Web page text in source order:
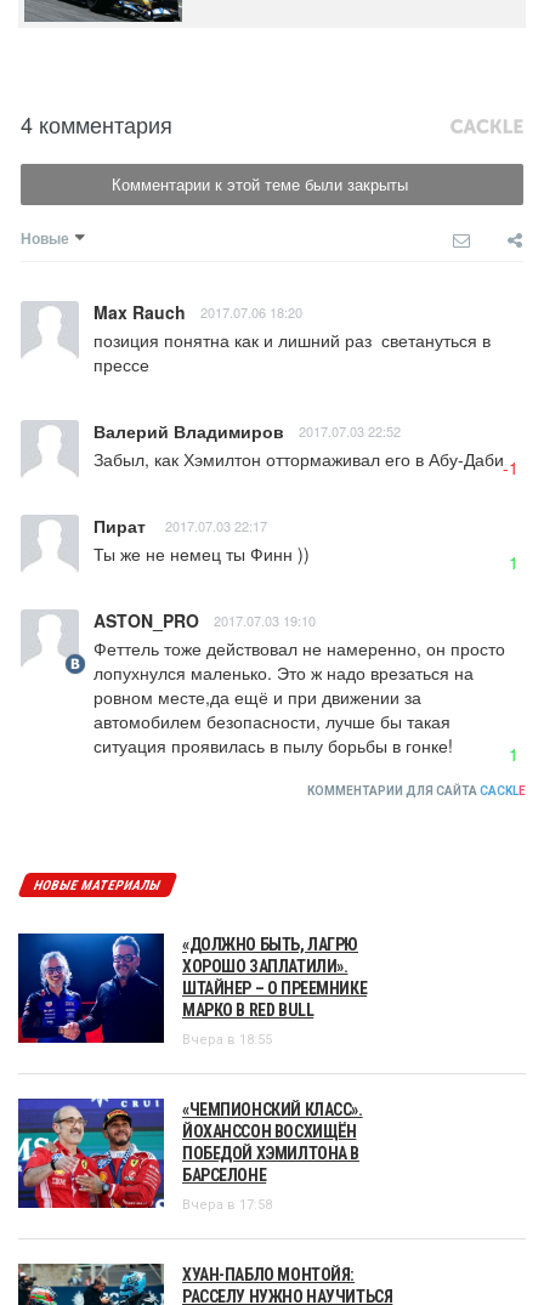
4 комментария
Комментарии к этой теме были закрыты
Новые
Max Rauch 2017.07.06 18:20
позиция понятна как и лишний раз  светануться в
прессе
Валерий Владимиров 2017.07.03 22:52
Забыл, как Хэмилтон оттормаживал его в Абу-Даби-1
Пират 2017.07.03 22:17
Ты же не немец ты Финн )) 1
ASTON_PRO 2017.07.03 19:10
Феттель тоже действовал не намеренно, он просто
лопухнулся маленько. Это ж надо врезаться на
ровном месте,да ещё и при движении за
автомобилем безопасности, лучше бы такая
ситуация проявилась в пылу борьбы в гонке!
1
КОММЕНТАРИИ ДЛЯ САЙТА CACKLE
НОВЫЕ МАТЕРИАЛЫ
«ДОЛЖНО БЫТЬ, ЛАГРЮ
ХОРОШО ЗАПЛАТИЛИ».
ШТАЙНЕР – О ПРЕЕМНИКЕ
МАРКО В RED BULL
Вчера в 18:55
«ЧЕМПИОНСКИЙ КЛАСС».
ЙОХАНССОН ВОСХИЩЁН
ПОБЕДОЙ ХЭМИЛТОНА В
БАРСЕЛОНЕ
Вчера в 17:58
ХУАН-ПАБЛО МОНТОЙЯ:
РАССЕЛУ НУЖНО НАУЧИТЬСЯ